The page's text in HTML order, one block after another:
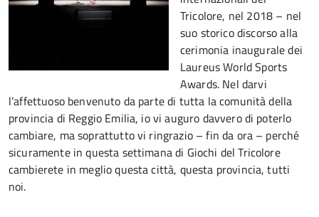
Tricolore, nel 2018 – nel
suo storico discorso alla
cerimonia inaugurale dei
Laureus World Sports
Awards. Nel darvi
l’affettuoso benvenuto da parte di tutta la comunità della
provincia di Reggio Emilia, io vi auguro davvero di poterlo
cambiare, ma soprattutto vi ringrazio – fin da ora – perché
sicuramente in questa settimana di Giochi del Tricolore
cambierete in meglio questa città, questa provincia, tutti
noi.